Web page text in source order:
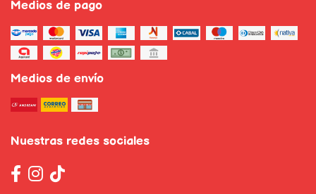
Medios de pago
Medios de envío
Nuestras redes sociales